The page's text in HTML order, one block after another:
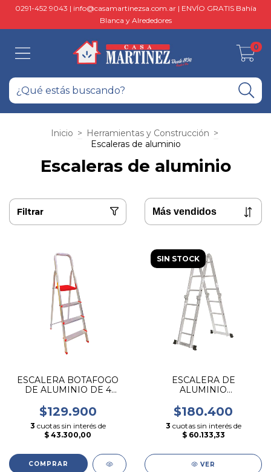
0291-452 9043 | info@casamartinezsa.com.ar| ENVÍO GRATIS Bahía
Blanca y Alrededores
0
Inicio > Herramientas y Construcción >
Escaleras de aluminio
Escaleras de aluminio
Filtrar
ESCALERA BOTAFOGO
DE ALUMINIO DE 4
$129.900
3 cuotas sin interés de
$ 43.300,00
SIN STOCK
ESCALERA DE
ALUMINIO
(ESCALONES) X 4
(TRAMOS)
$180.400
3 cuotas sin interés de
$ 60.133,33
VER